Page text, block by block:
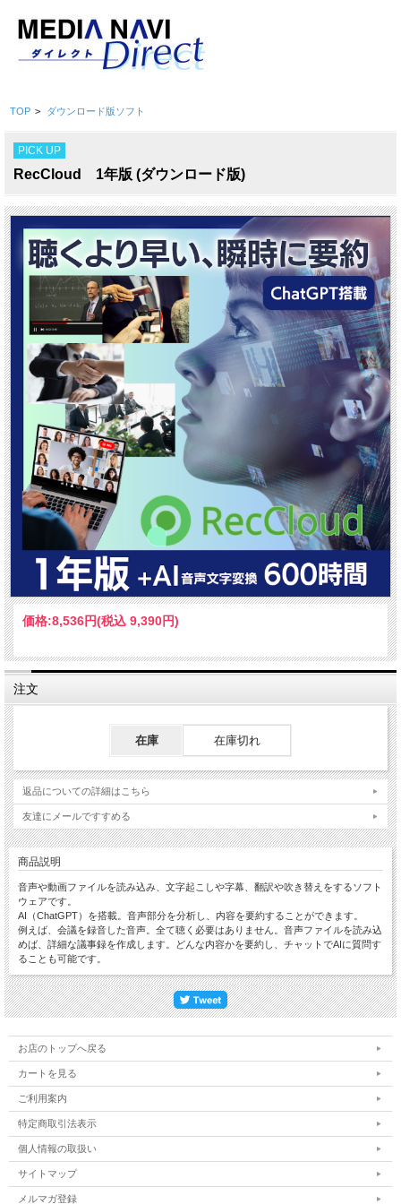
TOP > ダウンロード版ソフト
PICK UP
RecCloud 1年版 (ダウンロード版)
価格:8,536円(税込 9,390円)
注文
在庫 在庫切れ
返品についての詳細はこちら
友達にメールですすめる
商品説明
音声や動画ファイルを読み込み、文字起こしや字幕、翻訳や吹き替えをするソフト
ウェアです。
AI（ChatGPT）を搭載。音声部分を分析し、内容を要約することができます。
例えば、会議を録音した音声。全て聴く必要はありません。音声ファイルを読み込
めば、詳細な議事録を作成します。どんな内容かを要約し、チャットでAIに質問す
ることも可能です。
お店のトップへ戻る
カートを見る
ご利用案内
特定商取引法表示
個人情報の取扱い
サイトマップ
メルマガ登録